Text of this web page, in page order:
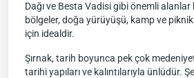
Dağı ve Besta Vadisi gibi önemli
bölgeler, doğa yürüyüşü, kamp ve
için idealdir.
Şırnak, tarih boyunca pek çok
tarihi yapıları ve kalıntılarıyla ünlüdür.